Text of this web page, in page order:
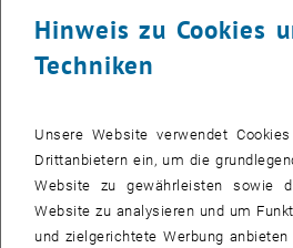
Musikkarriere am „k.k. Polytechnischen
Gründungsinstitution der TU Wien aus
des 200. Geburtstags von Johann
Orchester, öffnet eine externe URL in
in Kooperation mit dem
Kammermusikkonzerte unter dem
Hinweis zu Cookies
Techniken
Unsere Website verwendet
Drittanbietern ein, um die
Website zu gewährleisten sowie
Website zu analysieren und um
und zielgerichtete Werbung